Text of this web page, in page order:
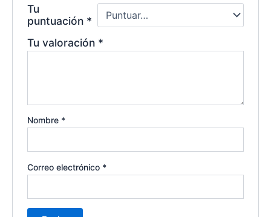
Tu
puntuación *
Tu valoración *
Nombre *
Correo electrónico *